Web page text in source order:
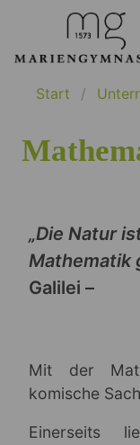
Start
„Die Natur
Mathematik
Galilei –
Mit der
komische
Einerseits